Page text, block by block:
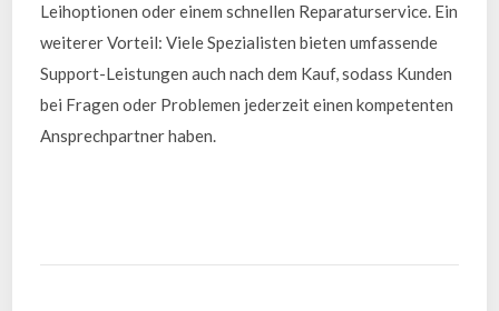
Leihoptionen oder einem schnellen Reparaturservice. Ein
weiterer Vorteil: Viele Spezialisten bieten umfassende
Support-Leistungen auch nach dem Kauf, sodass Kunden
bei Fragen oder Problemen jederzeit einen kompetenten
Ansprechpartner haben.